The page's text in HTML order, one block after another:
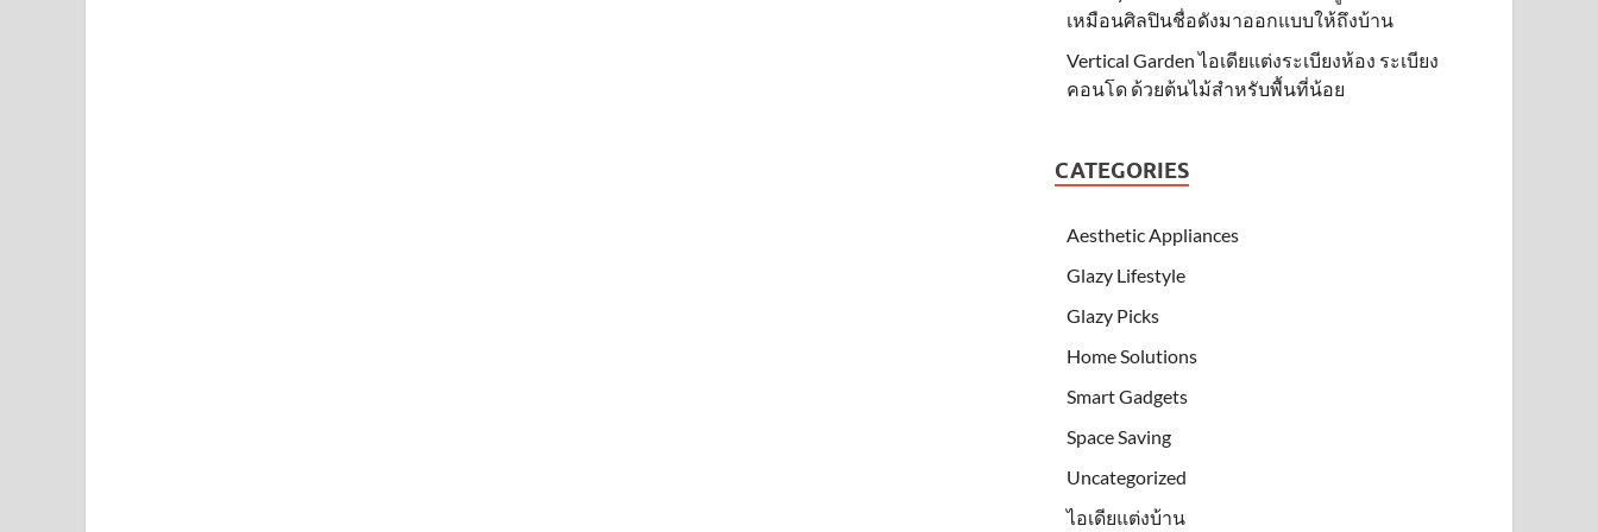
เหมือนศิลปินชื่อดังมาออกแบบให้ถึงบ้าน
Vertical Garden ไอเดียแต่งระเบียงห้อง ระเบียง
คอนโด ด้วยต้นไม้สำหรับพื้นที่น้อย
CATEGORIES
Aesthetic Appliances
Glazy Lifestyle
Glazy Picks
Home Solutions
Smart Gadgets
Space Saving
Uncategorized
ไอเดียแต่งบ้าน